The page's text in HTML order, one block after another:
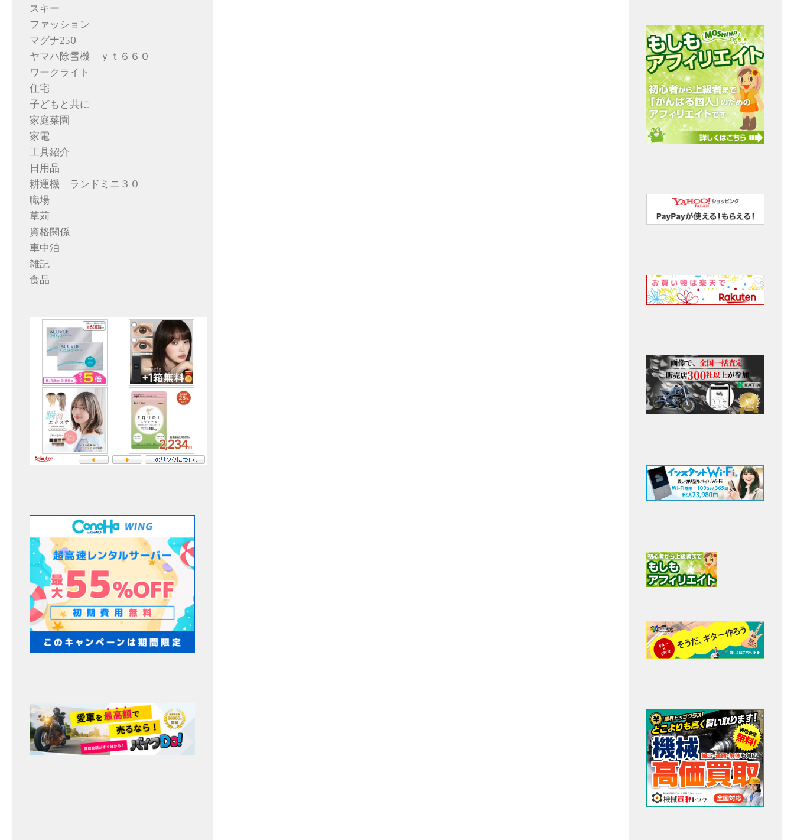
スキー
ファッション
マグナ250
ヤマハ除雪機 ｙｔ６６０
ワークライト
住宅
子どもと共に
家庭菜園
家電
工具紹介
日用品
耕運機 ランドミニ３０
職場
草苅
資格関係
車中泊
雑記
食品